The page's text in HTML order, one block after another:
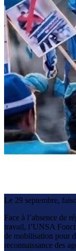
Le 29 septembre,
Face à l’absence de
travail, l’UNSA
de mobilisation pour
reconnaissance des